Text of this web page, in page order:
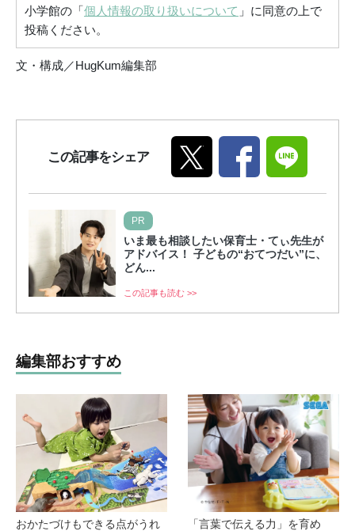
小学館の「個人情報の取り扱いについて 」に同意の上で
投稿ください。
文・構成／HugKum編集部
この記事をシェア
PR
いま最も相談したい保育士・てぃ先生が
アドバイス！ 子どもの“おてつだい”に、
どん...
この記事も読む >>
編集部おすすめ
おかたづけもできる点がうれ
「言葉で伝える力」を育め